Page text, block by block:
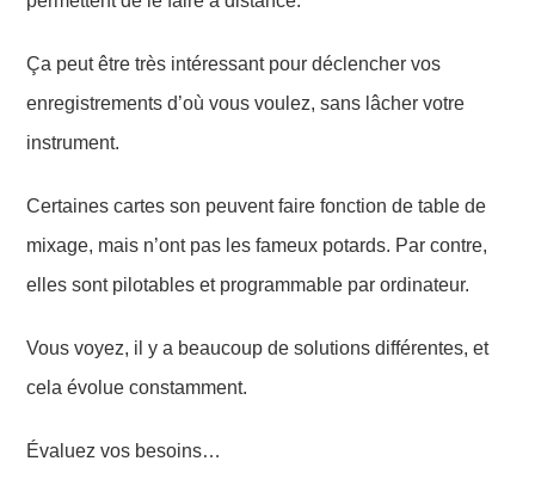
Ça peut être très intéressant pour déclencher vos
enregistrements d’où vous voulez, sans lâcher votre
instrument.
Certaines cartes son peuvent faire fonction de table de
mixage, mais n’ont pas les fameux potards. Par contre,
elles sont pilotables et programmable par ordinateur.
Vous voyez, il y a beaucoup de solutions différentes, et
cela évolue constamment.
Évaluez vos besoins…